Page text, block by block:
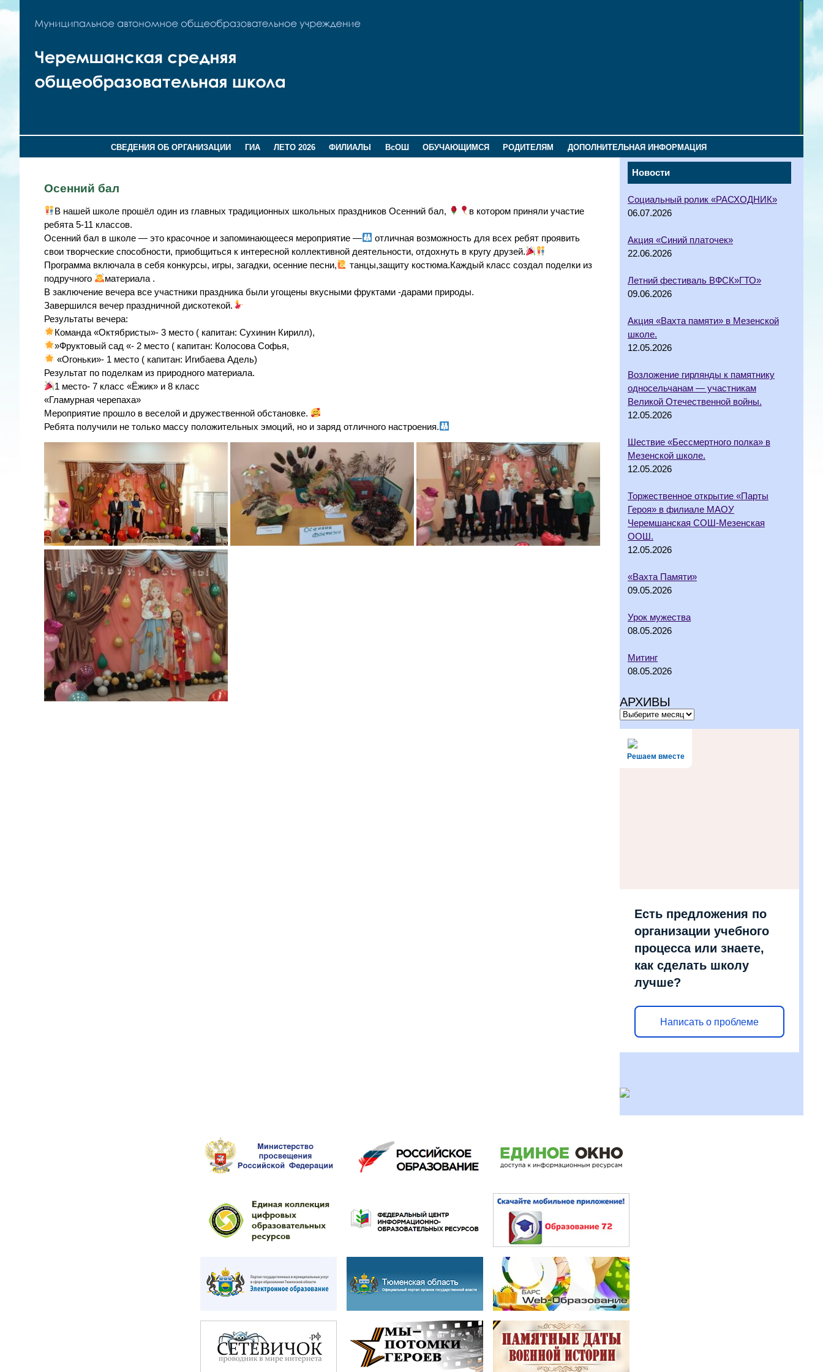
СВЕДЕНИЯ ОБ ОРГАНИЗАЦИИ ГИА ЛЕТО 2026 ФИЛИАЛЫ ВсОШ ОБУЧАЮЩИМСЯ РОДИТЕЛЯМ ДОПОЛНИТЕЛЬНАЯ ИНФОРМАЦИЯ
Новости
Социальный ролик «РАСХОДНИК»
06.07.2026
Акция «Синий платочек»
22.06.2026
Летний фестиваль ВФСК»ГТО»
09.06.2026
Акция «Вахта памяти» в Мезенской
школе.
12.05.2026
Возложение гирлянды к памятнику
односельчанам — участникам
Великой Отечественной войны.
12.05.2026
Шествие «Бессмертного полка» в
Мезенской школе.
12.05.2026
Торжественное открытие «Парты
Героя» в филиале МАОУ
Черемшанская СОШ-Мезенская
ООШ.
12.05.2026
«Вахта Памяти»
09.05.2026
Урок мужества
08.05.2026
Митинг
08.05.2026
АРХИВЫ
Решаем вместе
Есть предложения по
организации учебного
процесса или знаете,
как сделать школу
лучше?
Написать о проблеме
Осенний бал
В нашей школе прошёл один из главных традиционных школьных праздников Осенний бал,
в котором приняли участие
ребята 5-11 классов.
Осенний бал в школе — это красочное и запоминающееся мероприятие —
отличная возможность для всех ребят проявить
свои творческие способности, приобщиться к интересной коллективной деятельности, отдохнуть в кругу друзей.
Программа включала в себя конкурсы, игры, загадки, осенние песни,
танцы,защиту костюма.Каждый класс создал поделки из
подручного
материала .
В заключение вечера все участники праздника были угощены вкусными фруктами -дарами природы.
Завершился вечер праздничной дискотекой.
Результаты вечера:
Команда «Октябристы»- 3 место ( капитан: Сухинин Кирилл),
»Фруктовый сад «- 2 место ( капитан: Колосова Софья,
«Огоньки»- 1 место ( капитан: Игибаева Адель)
Результат по поделкам из природного материала.
1 место- 7 класс «Ëжик» и 8 класс
«Гламурная черепаха»
Мероприятие прошло в веселой и дружественной обстановке.
Ребята получили не только массу положительных эмоций, но и заряд отличного настроения.